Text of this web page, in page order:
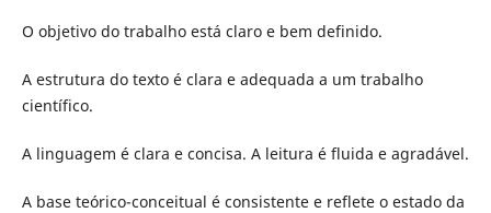
O objetivo do trabalho está claro e bem definido.
A estrutura do texto é clara e adequada a um trabalho
científico.
A linguagem é clara e concisa. A leitura é fluida e agradável.
A base teórico-conceitual é consistente e reflete o estado da